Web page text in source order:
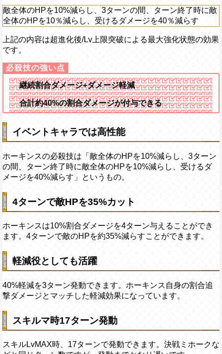
敵全体のHPを10%減らし、3ターンの間、ターン終了時に敵
全体のHPを10％減らし、受けるダメージを40％減らす
上記の内容は超進化後/Lv上限突破による最大強化状態の効果
です。
継続割合ダメージ+ダメージ軽減
合計約40%の割合ダメージが付与できる
イベントキャラでは高性能
ホーキンスの必殺技は「敵全体のHPを10%減らし、3ターン
の間、ターン終了時に敵全体のHPを10%減らし、受けるダ
メージを40%減らす」というもの。
4ターンで敵HPを35%カット
ホーキンスは10%割合ダメージを4ターン与えることができ
ます。4ターンで敵のHPを約35%減らすことができます。
軽減役としても活躍
40%軽減を3ターン発動できます。ホーキンス自身の割合追
撃ダメージとマッチした軽減効果になっています。
スキルマ時17ターン発動
スキルLvMAX時、17ターンで発動できます。決戦ミホークな